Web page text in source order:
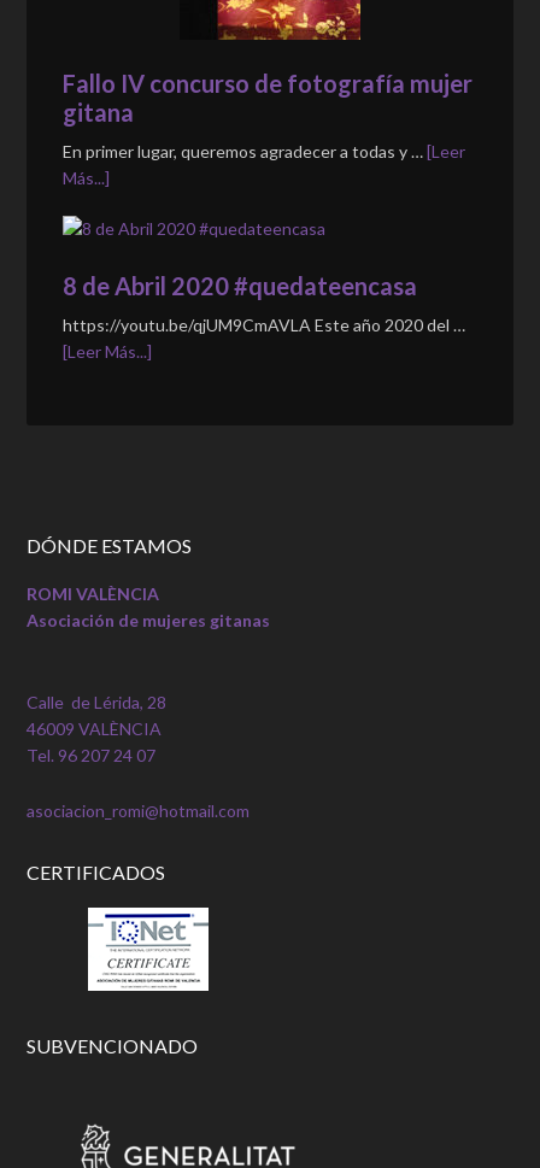
Fallo IV concurso de fotografía mujer
gitana
En primer lugar, queremos agradecer a todas y …[Leer
Más...]
8 de Abril 2020 #quedateencasa
https://youtu.be/qjUM9CmAVLA Este año 2020 del …
[Leer Más...]
DÓNDE ESTAMOS
ROMI VALÈNCIA
Asociación de mujeres gitanas
Calle de Lérida, 28
46009 VALÈNCIA
Tel. 96 207 24 07
asociacion_romi@hotmail.com
CERTIFICADOS
SUBVENCIONADO